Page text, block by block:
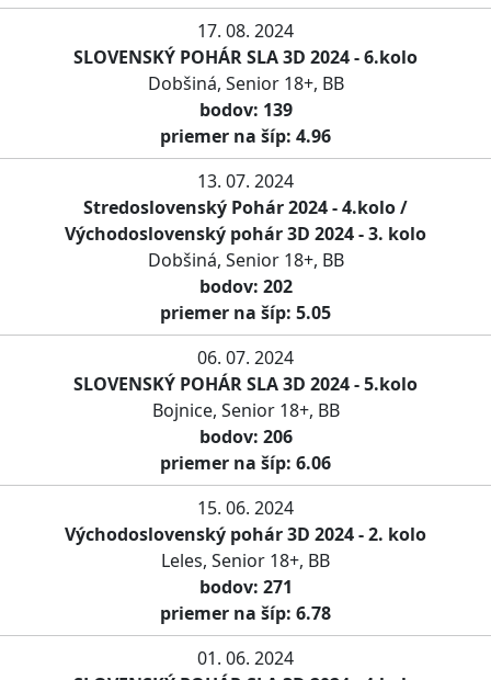
17. 08. 2024
SLOVENSKÝ POHÁR SLA 3D 2024 - 6.kolo
Dobšiná, Senior 18+, BB
bodov: 139
priemer na šíp: 4.96
13. 07. 2024
Stredoslovenský Pohár 2024 - 4.kolo /
Východoslovenský pohár 3D 2024 - 3. kolo
Dobšiná, Senior 18+, BB
bodov: 202
priemer na šíp: 5.05
06. 07. 2024
SLOVENSKÝ POHÁR SLA 3D 2024 - 5.kolo
Bojnice, Senior 18+, BB
bodov: 206
priemer na šíp: 6.06
15. 06. 2024
Východoslovenský pohár 3D 2024 - 2. kolo
Leles, Senior 18+, BB
bodov: 271
priemer na šíp: 6.78
01. 06. 2024